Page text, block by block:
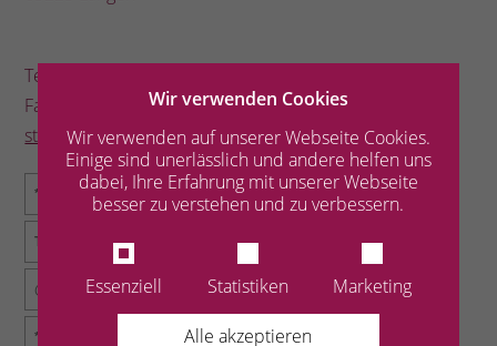
Wir verwenden Cookies
Wir verwenden auf unserer Webseite Cookies.
Einige sind unerlässlich und andere helfen uns
dabei, Ihre Erfahrung mit unserer Webseite
besser zu verstehen und zu verbessern.
Essenziell Statistiken Marketing
Alle akzeptieren
Tel 0 61 03 / 2 79 48
Fax 0 61 03 / 5 15 98
steuerberater@von-ehr.de